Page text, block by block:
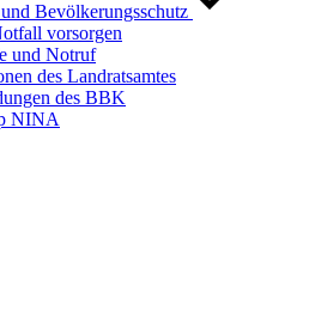
Bevölkerungsschutz
vorsorgen
und Notruf
des Landratsamtes
des BBK
NINA